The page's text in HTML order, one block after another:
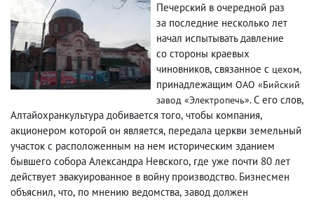
Печерский в очередной раз
за последние несколько лет
начал испытывать давление
со стороны краевых
чиновников, связанное с цехом,
принадлежащим ОАО «Бийский
завод «Электропечь». С его слов,
Алтайохранкультура добивается того, чтобы компания,
акционером которой он является, передала церкви земельный
участок с расположенным на нем историческим зданием
бывшего собора Александра Невского, где уже почти 80 лет
действует эвакуированное в войну производство. Бизнесмен
объяснил, что, по мнению ведомства, завод должен